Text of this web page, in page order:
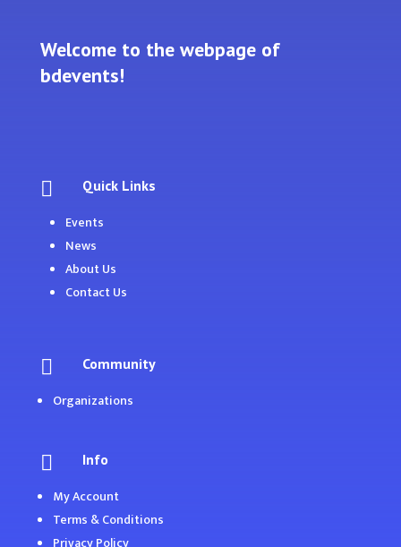
Welcome to the webpage of
bdevents!
 Quick Links
Events
News
About Us
Contact Us
 Community
Organizations
 Info
My Account
Terms & Conditions